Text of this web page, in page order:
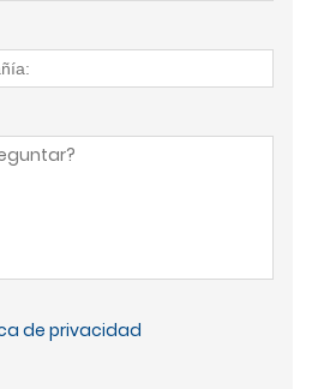
de privacidad